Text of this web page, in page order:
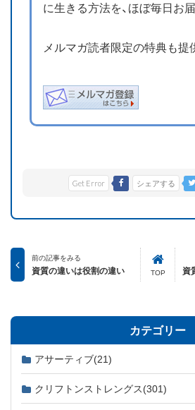
に生きる方法を、ほぼ毎日お
メルマガ読者限定の特典も提
Get Error シェアする
前の記事をみる
資質の違いは役割の違い TOP 資
カテゴリー
アサーティブ(21)
クリフトンストレングス(301)